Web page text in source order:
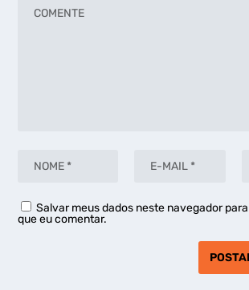
Salvar meus dados neste navegador
que eu comentar.